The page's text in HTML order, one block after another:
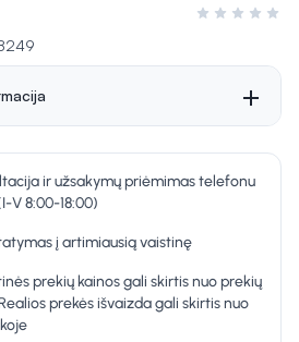
Įvertinimas 0
ir užsakymų priėmimas telefonu
V 8:00-18:00)
į artimiausią vaistinę
prekių kainos gali skirtis nuo prekių
prekės išvaizda gali skirtis nuo